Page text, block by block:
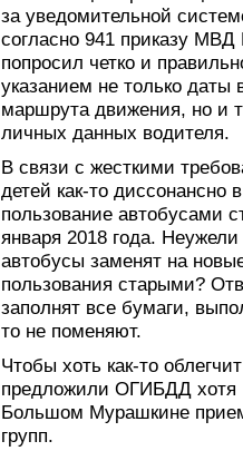
за уведомительной
согласно 941 приказу
попросил четко и
указанием не только даты
маршрута движения, но и
личных данных водителя.
В связи с жесткими
детей как-то диссонансно
пользование автобусами
января 2018 года.
автобусы заменят на
пользования старыми?
заполнят все бумаги,
то не поменяют.
Чтобы хоть как-то
предложили ОГИБДД хотя
Большом Мурашкине
групп.